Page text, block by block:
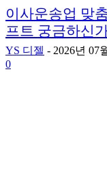
이사운송업 맞
프트 궁금하신
YS 디젤 - 2026년 07
0